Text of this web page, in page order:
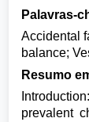
Palavras-
Accidental
balance;
Resumo
prevalent